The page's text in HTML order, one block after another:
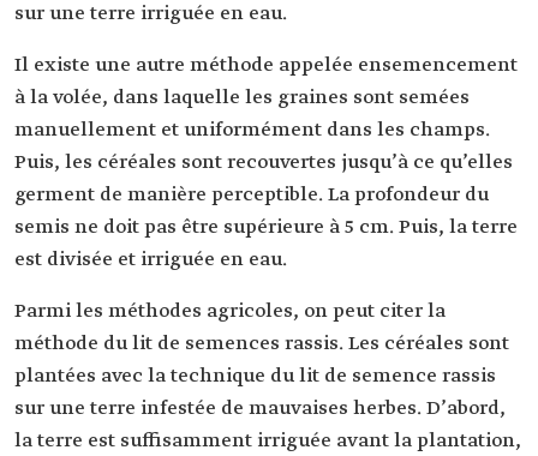
sur une terre irriguée en eau.
Il existe une autre méthode appelée ensemencement
à la volée, dans laquelle les graines sont semées
manuellement et uniformément dans les champs.
Puis, les céréales sont recouvertes jusqu’à ce qu’elles
germent de manière perceptible. La profondeur du
semis ne doit pas être supérieure à 5 cm. Puis, la terre
est divisée et irriguée en eau.
Parmi les méthodes agricoles, on peut citer la
méthode du lit de semences rassis. Les céréales sont
plantées avec la technique du lit de semence rassis
sur une terre infestée de mauvaises herbes. D’abord,
la terre est suffisamment irriguée avant la plantation,